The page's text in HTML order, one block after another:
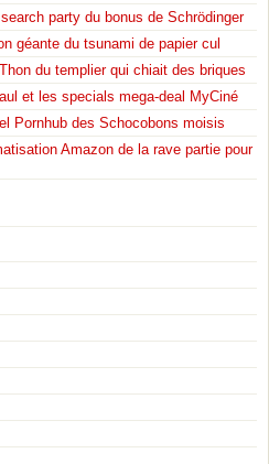
party du bonus de Schrödinger
géante du tsunami de papier cul
du templier qui chiait des briques
et les specials mega-deal MyCiné
Pornhub des Schocobons moisis
Amazon de la rave partie pour